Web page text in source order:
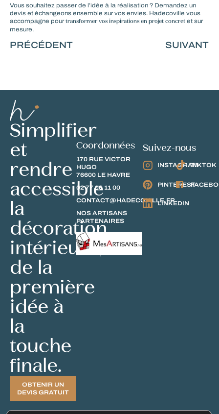
Vous souhaitez passer de l’idée à la réalisation ? Demandez un
devis et échangeons ensemble sur vos envies. Hadecoville vous
accompagne pourtransformer vos inspirations en projet concret et sur
mesure.
PRÉCÉDENT SUIVANT
Simplifier
et
rendre
accessible
la
décoration
intérieure,
de la
première
idée à
la
touche
finale.
OBTENIR UN
DEVIS GRATUIT
Coordonnées
170 RUE VICTOR
HUGO
76600 LE HAVRE
02 77 00 11 00
CONTACT@HADECOVILLE.FR
NOS ARTISANS
PARTENAIRES
Suivez-nous
INSTAGRAM
PINTEREST
LINKEDIN
TIKTOK